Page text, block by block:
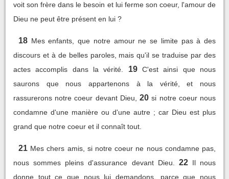
voit son frère dans le besoin et lui ferme son coeur, l'amour de
Dieu ne peut être présent en lui ?
18 Mes enfants, que notre amour ne se limite pas à des
discours et à de belles paroles, mais qu'il se traduise par des
actes accomplis dans la vérité.
19 C'est ainsi que nous
saurons que nous appartenons à la vérité, et nous
rassurerons notre coeur devant Dieu,
20 si notre coeur nous
condamne d'une manière ou d'une autre ; car Dieu est plus
grand que notre coeur et il connaît tout.
21 Mes chers amis, si notre coeur ne nous condamne pas,
nous sommes pleins d'assurance devant Dieu.
22 Il nous
donne tout ce que nous lui demandons, parce que nous